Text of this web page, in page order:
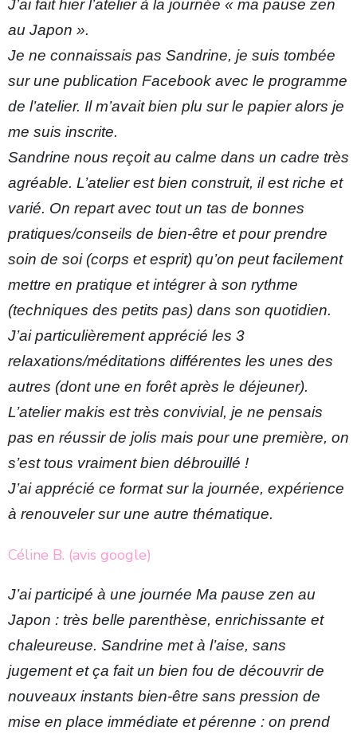
J’ai fait hier l’atelier à la journée « ma pause zen
au Japon ».
Je ne connaissais pas Sandrine, je suis tombée
sur une publication Facebook avec le programme
de l’atelier. Il m’avait bien plu sur le papier alors je
me suis inscrite.
Sandrine nous reçoit au calme dans un cadre très
agréable. L’atelier est bien construit, il est riche et
varié. On repart avec tout un tas de bonnes
pratiques/conseils de bien-être et pour prendre
soin de soi (corps et esprit) qu’on peut facilement
mettre en pratique et intégrer à son rythme
(techniques des petits pas) dans son quotidien.
J’ai particulièrement apprécié les 3
relaxations/méditations différentes les unes des
autres (dont une en forêt après le déjeuner).
L’atelier makis est très convivial, je ne pensais
pas en réussir de jolis mais pour une première, on
s’est tous vraiment bien débrouillé !
J’ai apprécié ce format sur la journée, expérience
à renouveler sur une autre thématique.
Céline B. (avis google)
J’ai participé à une journée Ma pause zen au
Japon : très belle parenthèse, enrichissante et
chaleureuse. Sandrine met à l’aise, sans
jugement et ça fait un bien fou de découvrir de
nouveaux instants bien-être sans pression de
mise en place immédiate et pérenne : on prend